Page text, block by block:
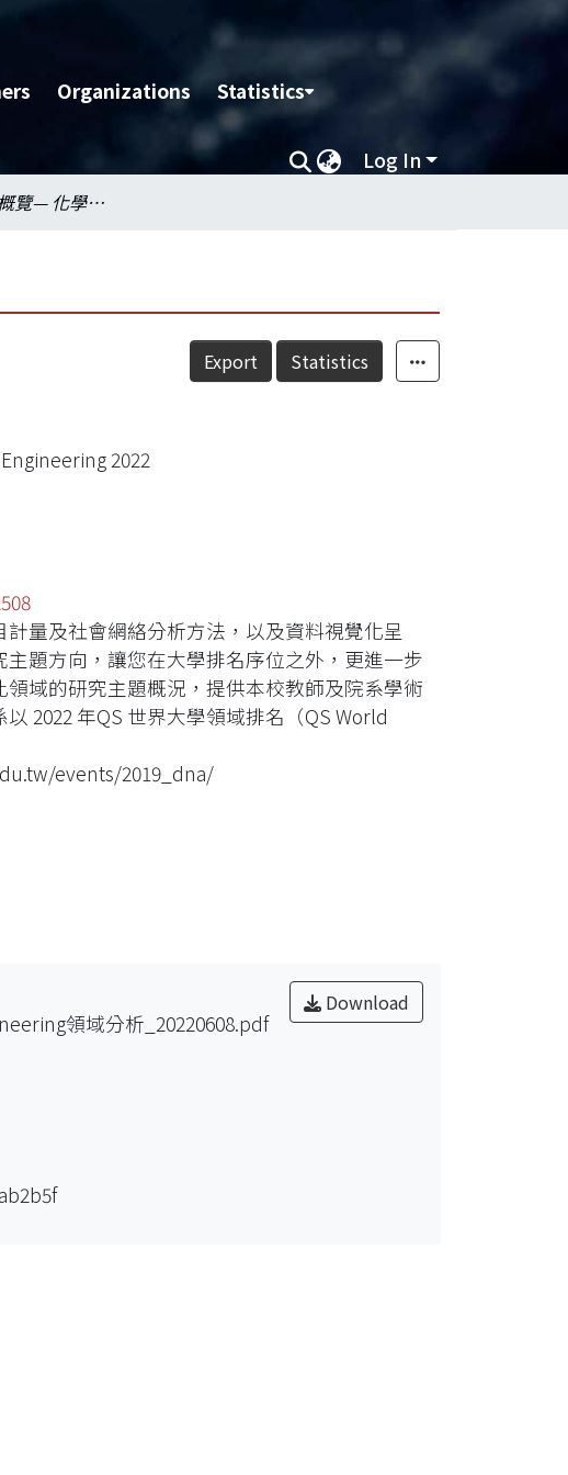
Organizations Statistics
Log In
領域網絡分析概覽— 化學工程 2022
Export Statistics
2022
量及社會網絡分析方法，以及資料視覺化呈
題方向，讓您在大學排名序位之外，更進一步
域的研究主題概況，提供本校教師及院系學術
2022 年QS 世界大學領域排名（QS World
events/2019_dna/
Download
領域分析_20220608.pdf